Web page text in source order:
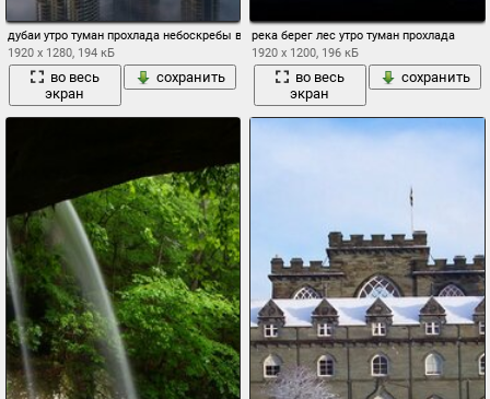
дубаи утро туман прохлада небоскребы высота
1920 x 1280, 194 кБ
во весь
экран
сохранить
река берег лес утро туман прохлада
1920 x 1200, 196 кБ
во весь
экран
сохранить